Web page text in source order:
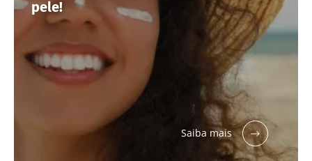
pele!
Saiba mais